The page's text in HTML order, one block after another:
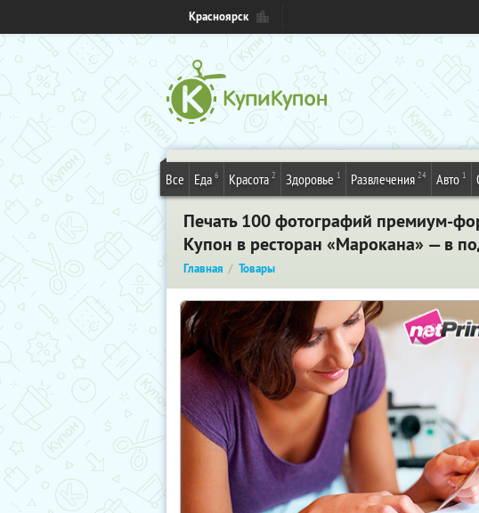
Красноярск
Все Еда 6 Красота 2 Здоровье 1 Развлечения 24 Авто 1
Печать 100 фотографий премиум-
Купон в ресторан «Марокана» — в
Главная Товары